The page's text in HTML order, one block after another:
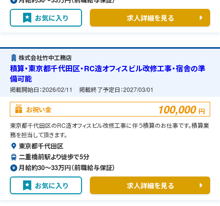
お気に入り 求人詳細を見る
株式会社竹中工務店
積算・東京都千代田区・RC造オフィスビル改修工事・宿舎の準
備可能
掲載開始日：2026/02/11 掲載終了予定日：2027/03/01
お祝い金 100,000 円
東京都千代田区のRC造オフィスビル改修工事に伴う積算のお仕事です。積算業
務を担当して頂きます。
東京都千代田区
二重橋前駅より徒歩で5分
月給約30〜33万円（前職給与保証）
お気に入り 求人詳細を見る